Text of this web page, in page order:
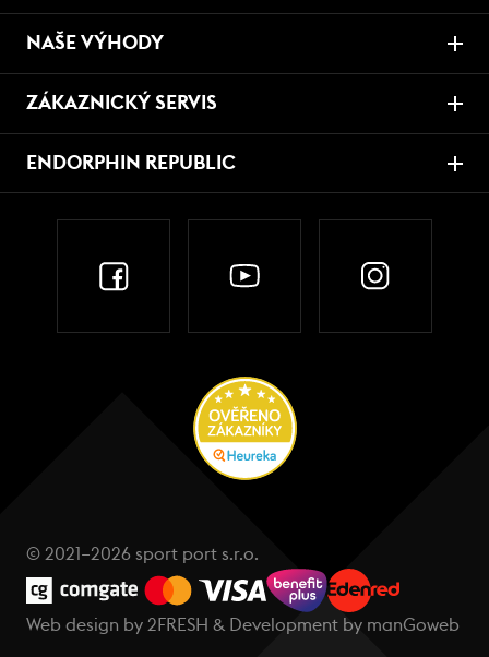
NAŠE VÝHODY
ZÁKAZNICKÝ SERVIS
ENDORPHIN REPUBLIC
© 2021–2026 sport port s.r.o.
Web design by 2FRESH & Development by manGoweb